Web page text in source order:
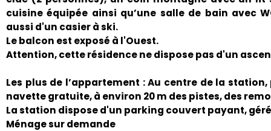
cuisine équipée ainsi qu’une salle de bain avec
aussi d'un casier à ski.
Le balcon est exposé à l'Ouest.
Attention, cette résidence ne dispose pas d'un
Les plus de l’appartement : Au centre de la
navette gratuite, à environ 20 m des pistes, des
La station dispose d'un parking couvert payant,
Ménage sur demande